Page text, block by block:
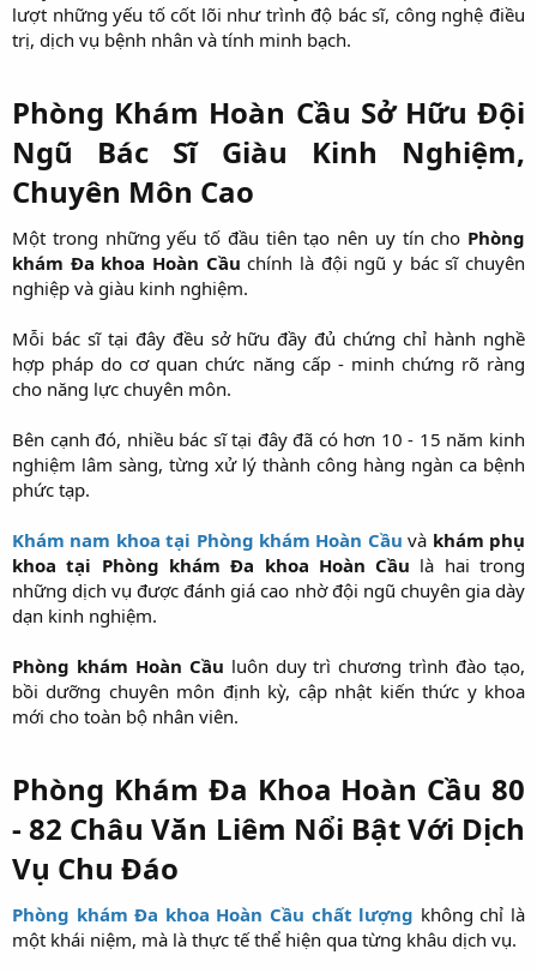
lượt những yếu tố cốt lõi như trình độ bác sĩ, công nghệ điều
trị, dịch vụ bệnh nhân và tính minh bạch.
Phòng Khám Hoàn Cầu Sở Hữu Đội
Ngũ Bác Sĩ Giàu Kinh Nghiệm,
Chuyên Môn Cao
Một trong những yếu tố đầu tiên tạo nên uy tín cho Phòng
khám Đa khoa Hoàn Cầu chính là đội ngũ y bác sĩ chuyên
nghiệp và giàu kinh nghiệm.
Mỗi bác sĩ tại đây đều sở hữu đầy đủ chứng chỉ hành nghề
hợp pháp do cơ quan chức năng cấp - minh chứng rõ ràng
cho năng lực chuyên môn.
Bên cạnh đó, nhiều bác sĩ tại đây đã có hơn 10 - 15 năm kinh
nghiệm lâm sàng, từng xử lý thành công hàng ngàn ca bệnh
phức tạp.
Khám nam khoa tại Phòng khám Hoàn Cầu và khám phụ
khoa tại Phòng khám Đa khoa Hoàn Cầu là hai trong
những dịch vụ được đánh giá cao nhờ đội ngũ chuyên gia dày
dạn kinh nghiệm.
Phòng khám Hoàn Cầu luôn duy trì chương trình đào tạo,
bồi dưỡng chuyên môn định kỳ, cập nhật kiến thức y khoa
mới cho toàn bộ nhân viên.
Phòng Khám Đa Khoa Hoàn Cầu 80
- 82 Châu Văn Liêm Nổi Bật Với Dịch
Vụ Chu Đáo
Phòng khám Đa khoa Hoàn Cầu chất lượng không chỉ là
một khái niệm, mà là thực tế thể hiện qua từng khâu dịch vụ.